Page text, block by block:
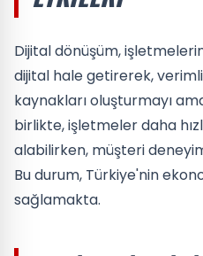
Dijital dönüşüm,
dijital hale getirerek,
kaynakları oluşturmayı
birlikte, işletmeler daha
alabilirken, müşteri
Bu durum, Türkiye'nin
sağlamakta.